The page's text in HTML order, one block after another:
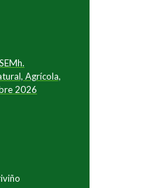
Agrícola,
2026